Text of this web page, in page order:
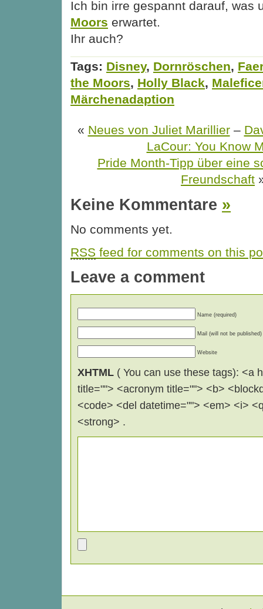
Ich bin irre gespannt darauf, was
Moors erwartet.
Ihr auch?
Tags: Disney, Dornröschen,
the Moors, Holly Black,
Märchenadaption
« Neues von Juliet Marillier–
LaCour: You Know
Pride Month-Tipp über eine
Freundschaft
Keine Kommentare »
No comments yet.
RSS feed for comments on this
Leave a comment
Name (required)
Mail (will not be published)
Website
XHTML ( You can use these tags): <a
title=""> <acronym title=""> <b>
<code> <del datetime=""> <em> <i>
<strong> .